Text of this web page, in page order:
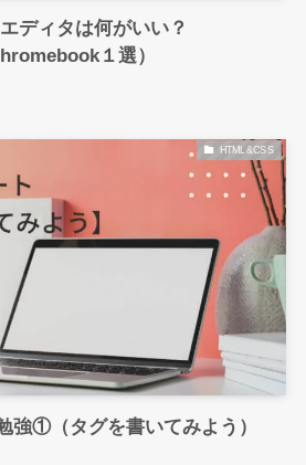
ディタは何がいい？
１選）
HTML&CSS
強①（タグを書いてみよう）